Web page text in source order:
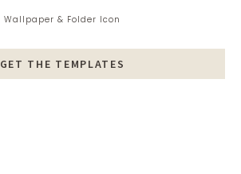
Wallpaper & Folder Icon
GET THE TEMPLATES